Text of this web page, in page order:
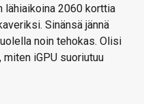
lähiaikoina 2060 korttia
Sinänsä jännä
noin tehokas. Olisi
iGPU suoriutuu